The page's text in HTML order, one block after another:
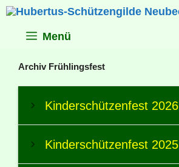
Zum
Inhalt
Menü
Archiv Frühlingsfest
Kinderschützenfest 2026
Kinderschützenfest 2025